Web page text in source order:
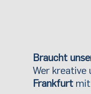
Braucht
Wer kreative
Frankfurt